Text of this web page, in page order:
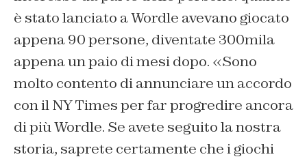
è stato lanciato a Wordle avevano giocato
appena 90 persone, diventate 300mila
appena un paio di mesi dopo. «Sono
molto contento di annunciare un accordo
con il NY Times per far progredire ancora
di più Wordle. Se avete seguito la nostra
storia, saprete certamente che i giochi